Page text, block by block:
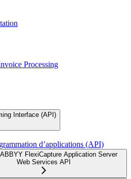
Processing
Interface (API)
d’applications (API)
FlexiCapture Application Server
Web Services API